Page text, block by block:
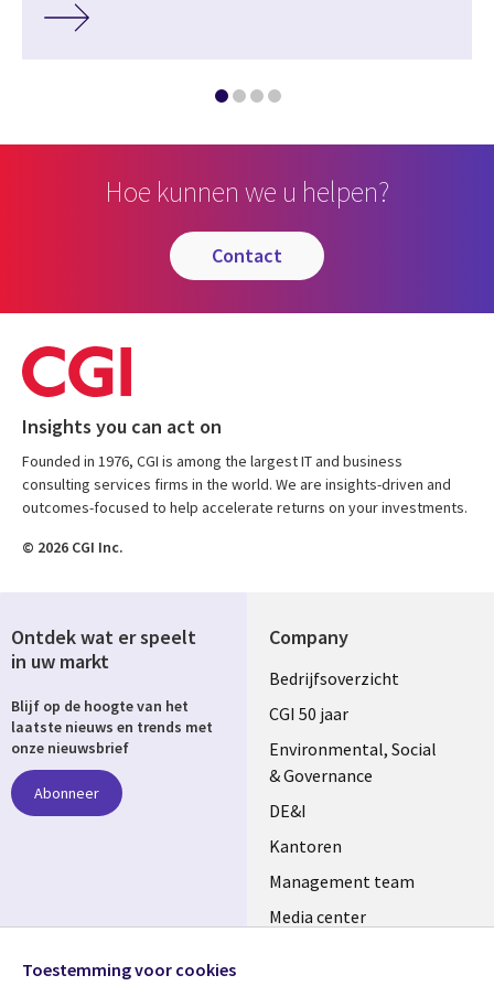
Hoe kunnen we u helpen?
contact
Insights you can act on
Founded in 1976, CGI is among the largest IT and business
consulting services firms in the world. We are insights-driven and
outcomes-focused to help accelerate returns on your investments.
© 2026 CGI Inc.
Company
Useful
links
NETHERLANDS
Bedrijfsoverzicht
CGI 50 jaar
Environmental, Social
& Governance
DE&I
Kantoren
Management team
Media center
Ontdek wat er speelt
in uw markt
Blijf op de hoogte van het
laatste nieuws en trends met
onze nieuwsbrief
Abonneer
Toestemming voor cookies